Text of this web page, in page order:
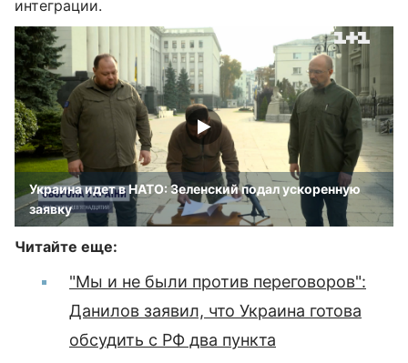
интеграции.
Украина идет в НАТО: Зеленский подал ускоренную
заявку
Читайте еще:
"Мы и не были против переговоров":
Данилов заявил, что Украина готова
обсудить с РФ два пункта